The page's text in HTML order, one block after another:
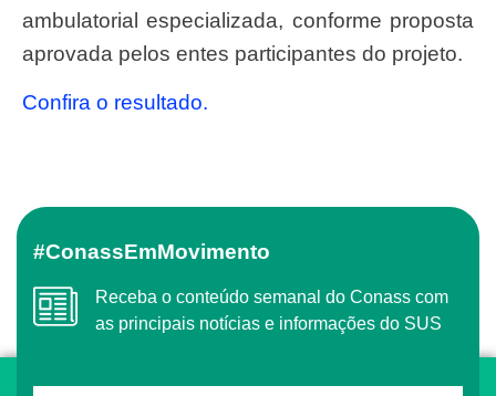
ambulatorial especializada, conforme proposta
aprovada pelos entes participantes do projeto.
Confira o resultado.
#ConassEmMovimento
Receba o conteúdo semanal do Conass com
as principais notícias e informações do SUS